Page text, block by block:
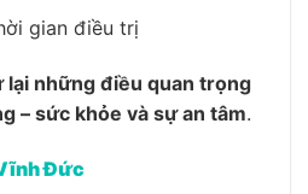
gian điều trị
lại những điều quan trọng
– sức khỏe và sự an tâm.
Đức